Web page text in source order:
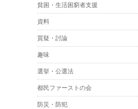
貧困・生活困窮者支援
資料
質疑・討論
趣味
選挙・公選法
都民ファーストの会
防災・防犯